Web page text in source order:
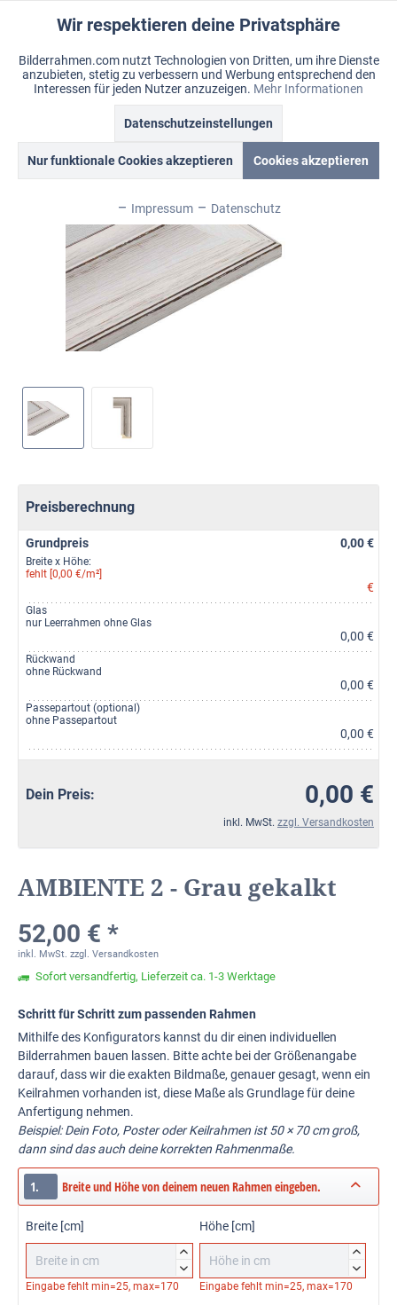
Warenkorb
Merkzettel Mein Konto
Menü
Ambiente
Preisberechnung
Grundpreis 0,00 €
Breite x Höhe:
fehlt [0,00 €/m²]
€
Glas
nur Leerrahmen ohne Glas
0,00 €
Rückwand
ohne Rückwand
0,00 €
Passepartout (optional)
ohne Passepartout
0,00 €
Dein Preis: 0,00 €
inkl. MwSt. zzgl. Versandkosten
AMBIENTE 2 - Grau gekalkt
52,00 € *
inkl. MwSt. zzgl. Versandkosten
Sofort versandfertig, Lieferzeit ca. 1-3 Werktage
Schritt für Schritt zum passenden Rahmen
Mithilfe des Konfigurators kannst du dir einen individuellen
Bilderrahmen bauen lassen. Bitte achte bei der Größenangabe
darauf, dass wir die exakten Bildmaße, genauer gesagt, wenn ein
Keilrahmen vorhanden ist, diese Maße als Grundlage für deine
Anfertigung nehmen.
Beispiel: Dein Foto, Poster oder Keilrahmen ist 50 × 70 cm groß,
dann sind das auch deine korrekten Rahmenmaße.
1. Breite und Höhe von deinem neuen Rahmen eingeben.
Breite [cm]


Höhe [cm]


Eingabe fehlt min=25, max=170 Eingabe fehlt min=25, max=170
Funktionale Aktiv
Marketing Inaktiv
Inaktiv
Inaktiv
Wir respektieren deine Privatsphäre
Bilderrahmen.com nutzt Technologien von Dritten, um ihre Dienste
anzubieten, stetig zu verbessern und Werbung entsprechend den
Interessen für jeden Nutzer anzuzeigen. Mehr Informationen
Datenschutzeinstellungen
Nur funktionale Cookies akzeptieren Cookies akzeptieren
Impressum Datenschutz